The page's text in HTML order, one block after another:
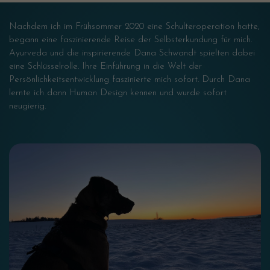
Nachdem ich im Frühsommer 2020 eine Schulteroperation hatte,
begann eine faszinierende Reise der Selbsterkundung für mich.
Ayurveda und die inspirierende Dana Schwandt spielten dabei
eine Schlüsselrolle. Ihre Einführung in die Welt der
Persönlichkeitsentwicklung faszinierte mich sofort. Durch Dana
lernte ich dann Human Design kennen und wurde sofort
neugierig.